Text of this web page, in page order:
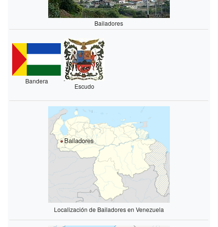
Bailadores
Bandera
Escudo
Bailadores
Localización de Bailadores en Venezuela